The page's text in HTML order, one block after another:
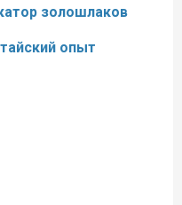
золошлаков
опыт